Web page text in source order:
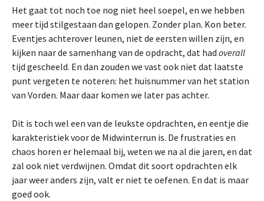
Het gaat tot noch toe nog niet heel soepel, en we hebben
meer tijd stilgestaan dan gelopen. Zonder plan. Kon beter.
Eventjes achterover leunen, niet de eersten willen zijn, en
kijken naar de samenhang van de opdracht, dat had overall
tijd gescheeld. En dan zouden we vast ook niet dat laatste
punt vergeten te noteren: het huisnummer van het station
van Vorden. Maar daar komen we later pas achter.
Dit is toch wel een van de leukste opdrachten, en eentje die
karakteristiek voor de Midwinterrun is. De frustraties en
chaos horen er helemaal bij, weten we na al die jaren, en dat
zal ook niet verdwijnen. Omdat dit soort opdrachten elk
jaar weer anders zijn, valt er niet te oefenen. En dat is maar
goed ook.